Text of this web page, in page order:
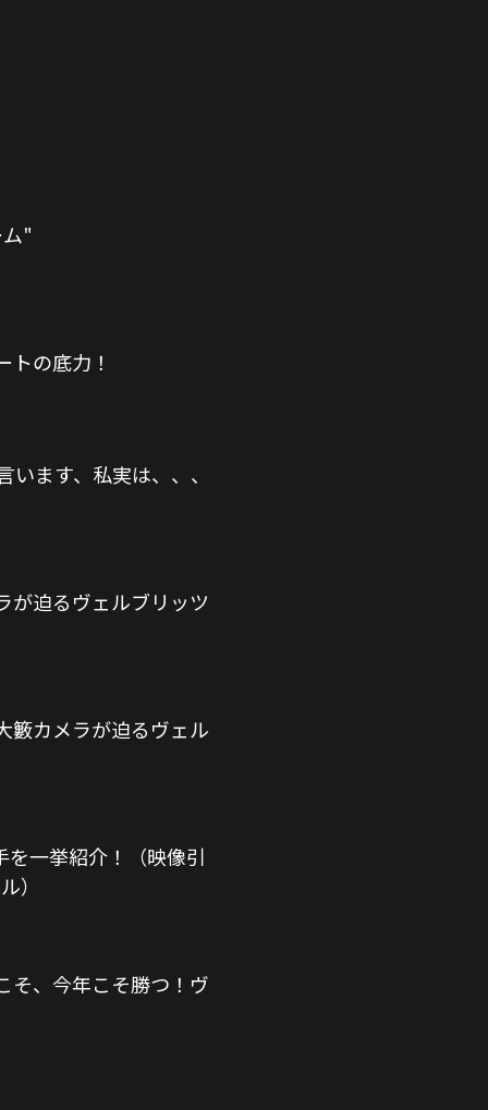
"
の底力！
ます、私実は、、、
が迫るヴェルブリッツ
籔カメラが迫るヴェル
を一挙紹介！（映像引
）
そ、今年こそ勝つ！ヴ